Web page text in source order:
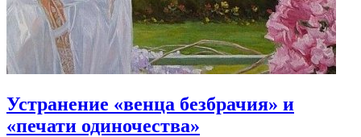
Устранение «венца безбрачия» и
«печати одиночества»